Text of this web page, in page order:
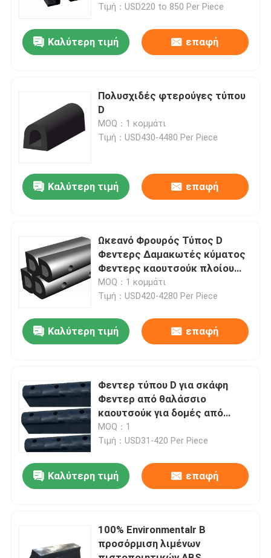
Προϊόντα
Βίντεο
Σχετικά με εμάς
Έλεγχος ποιότητας
Ζητήστε μια προσφορά
Λαστιχένιο κιγκλίδωμα αποβαθρών
Πνευματικό λαστιχένιο κιγκλίδωμα
κατασκευασμένο Β
Τιμή：USD220 to 850 Per Piece
Καλύτερη τιμή επαφή
Πολυσχιδές φτερούγες τύπου
D
MOQ：1 κομμάτι
Τιμή：USD430-4480 Per Piece
Καλύτερη τιμή επαφή
Ωκεανό Φρουρός Τύπος D
Φεντερς Δαμακωτές κύματος
Φεντερς καουτσούκ πλοίου
Απορροφητικοί
MOQ：1 κομμάτι
Τιμή：USD420-4280 Per Piece
Καλύτερη τιμή επαφή
Φεντερ τύπου D για σκάφη
Φεντερ από θαλάσσιο
καουτσούκ για δομές από
χάλυβα αποβάθρας
MOQ：1
Τιμή：USD31-420 Per Piece
Καλύτερη τιμή επαφή
100% Environmentalr Β
προσόρμιση λιμένων